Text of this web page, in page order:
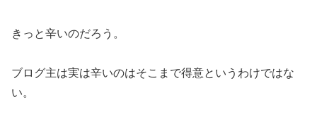
きっと辛いのだろう。
ブログ主は実は辛いのはそこまで得意というわけではな
い。